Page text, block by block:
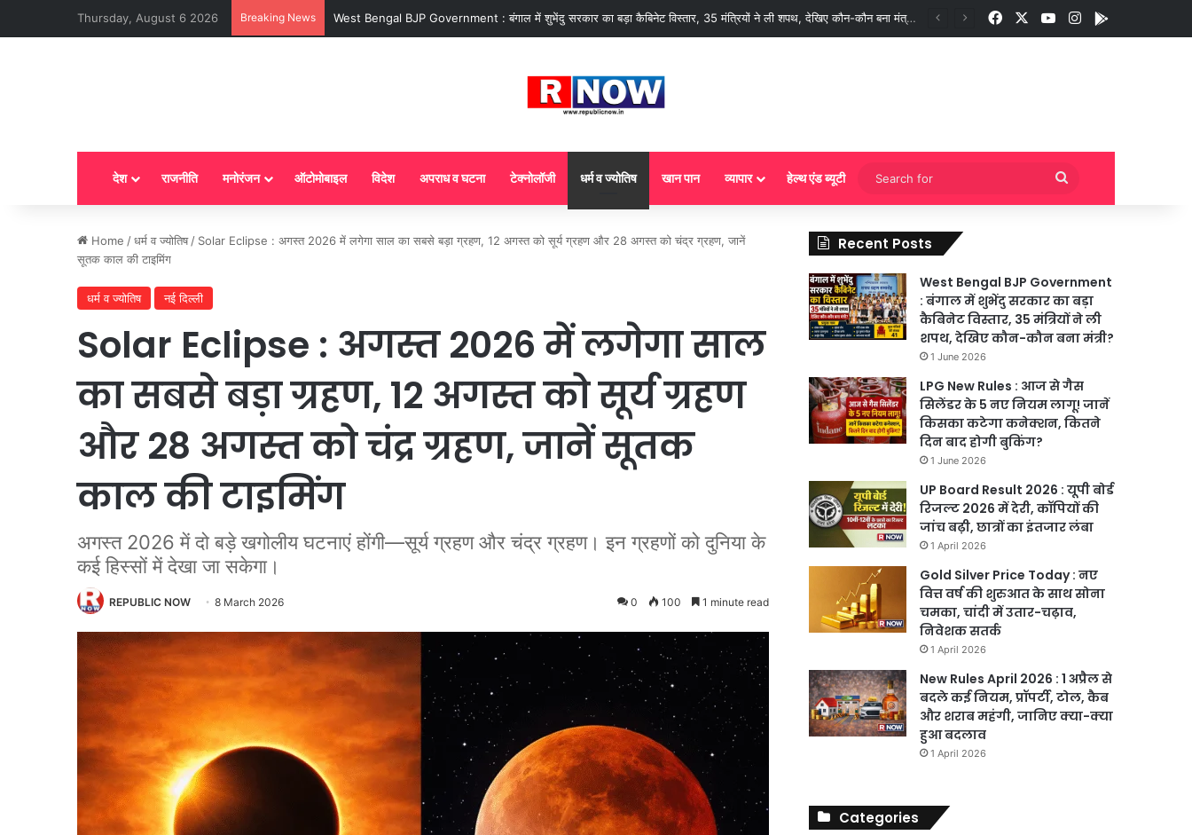
Thursday, August 6 2026 Breaking News LPG New Rules : आज से गैस सिलेंडर के 5 नए नियम लागू! जानें किसका कटेगा कनेक्शन, कितने दिन बाद होगी बुकिंग? FacebookYouTubeInstagram
देश राजनीति मनोरंजन ऑटोमोबाइल विदेश अपराध व घटना टेक्नोलॉजी धर्म व ज्योतिष खान पान व्यापार हेल्थ एंड ब्यूटी
Search
for
Home /धर्म व ज्योतिष / Solar Eclipse : अगस्त 2026 में लगेगा साल का सबसे बड़ा ग्रहण, 12 अगस्त को सूर्य ग्रहण और 28 अगस्त को चंद्र ग्रहण, जानें
सूतक काल की टाइमिंग
धर्म व ज्योतिष नई दिल्ली
Solar Eclipse : अगस्त 2026 में लगेगा साल
का सबसे बड़ा ग्रहण, 12 अगस्त को सूर्य ग्रहण
और 28 अगस्त को चंद्र ग्रहण, जानें सूतक
काल की टाइमिंग
अगस्त 2026 में दो बड़े खगोलीय घटनाएं होंगी—सूर्य ग्रहण और चंद्र ग्रहण। इन ग्रहणों को दुनिया के
कई हिस्सों में देखा जा सकेगा।
REPUBLIC NOW 8 March 2026 0 100 1 minute read
Recent Posts
West Bengal BJP Government
: बंगाल में शुभेंदु सरकार का बड़ा
कैबिनेट विस्तार, 35 मंत्रियों ने ली
शपथ, देखिए कौन-कौन बना मंत्री?
1 June 2026
LPG New Rules : आज से गैस
सिलेंडर के 5 नए नियम लागू! जानें
किसका कटेगा कनेक्शन, कितने
दिन बाद होगी बुकिंग?
1 June 2026
UP Board Result 2026 : यूपी बोर्ड
रिजल्ट 2026 में देरी, कॉपियों की
जांच बढ़ी, छात्रों का इंतजार लंबा
1 April 2026
Gold Silver Price Today : नए
वित्त वर्ष की शुरुआत के साथ सोना
चमका, चांदी में उतार-चढ़ाव,
निवेशक सतर्क
1 April 2026
New Rules April 2026 : 1 अप्रैल से
बदले कई नियम, प्रॉपर्टी, टोल, कैब
और शराब महंगी, जानिए क्या-क्या
हुआ बदलाव
1 April 2026
Categories